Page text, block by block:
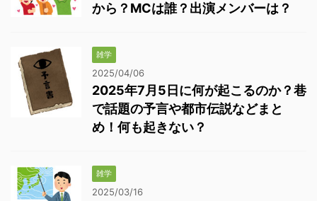
から？MCは誰？出演メンバーは？
雑学
2025/04/06
2025年7月5日に何が起こるのか？巷
で話題の予言や都市伝説などまと
め！何も起きない？
雑学
2025/03/16